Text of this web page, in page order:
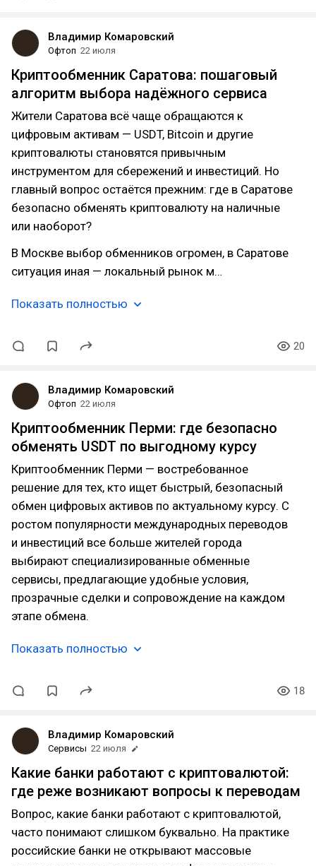
Владимир Комаровский
Офтоп 22 июля
Криптообменник Саратова: пошаговый
алгоритм выбора надёжного сервиса
Жители Саратова всё чаще обращаются к
цифровым активам — USDT, Bitcoin и другие
криптовалюты становятся привычным
инструментом для сбережений и инвестиций. Но
главный вопрос остаётся прежним: где в Саратове
безопасно обменять криптовалюту на наличные
или наоборот?
В Москве выбор обменников огромен, в Саратове
ситуация иная — локальный рынок м…
Показать полностью
20
Владимир Комаровский
Офтоп 22 июля
Криптообменник Перми: где безопасно
обменять USDT по выгодному курсу
Криптообменник Перми — востребованное
решение для тех, кто ищет быстрый, безопасный
обмен цифровых активов по актуальному курсу. С
ростом популярности международных переводов
и инвестиций все больше жителей города
выбирают специализированные обменные
сервисы, предлагающие удобные условия,
прозрачные сделки и сопровождение на каждом
этапе обмена.
Показать полностью
18
Владимир Комаровский
Сервисы 22 июля
Какие банки работают с криптовалютой:
где реже возникают вопросы к переводам
Вопрос, какие банки работают с криптовалютой,
часто понимают слишком буквально. На практике
российские банки не открывают массовые